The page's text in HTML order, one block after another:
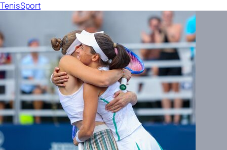
TenisSport